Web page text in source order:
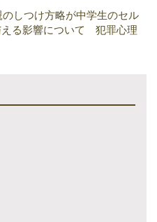
しつけ方略が中学生のセル
える影響について 犯罪心理